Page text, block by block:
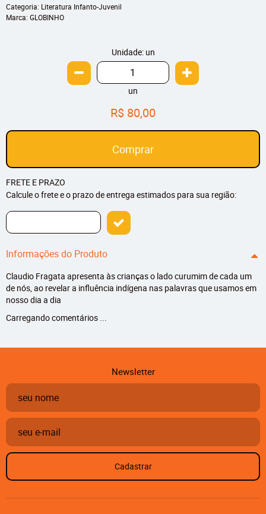
Categoria: Literatura Infanto-Juvenil
Marca: GLOBINHO
Unidade: un
un
R$ 80,00
Comprar
FRETE E PRAZO
Calcule o frete e o prazo de entrega estimados para sua região:
Informações do Produto
Claudio Fragata apresenta às crianças o lado curumim de cada um
de nós, ao revelar a influência indígena nas palavras que usamos em
nosso dia a dia
Carregando comentários ...
Newsletter
Cadastrar